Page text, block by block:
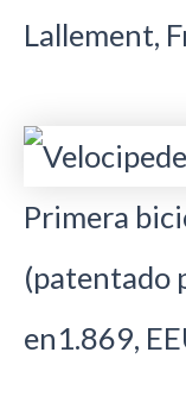
Lallement,
Primera
(patentado
en1.869,